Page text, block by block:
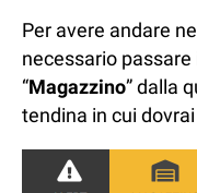
Per avere andare
necessario
“Magazzino” dalla
tendina in cui